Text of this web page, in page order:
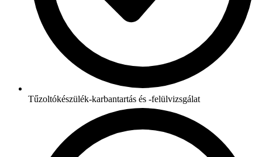
Tűzoltókészülék-karbantartás és -felülvizsgálat